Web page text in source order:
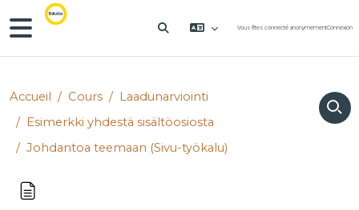
Passer au contenu principal
Panneau latéral
ACTIVER/DÉSACTIVER LA
Vous êtes connecté anonymementConnexion
Accueil Cours
Laadunarviointi
Esimerkki yhdestä sisältöosiosta
Johdantoa teemaan (Sivu-työkalu)